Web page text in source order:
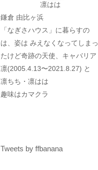
凛はは
鎌倉 由比ヶ浜
「なぎさハウス」に暮らすの
は、姿は みえなくなってしまっ
たけど奇跡の天使、キャバリア
凛(2005.4.13〜2021.8.27) と
凛ちち・凛はは
趣味はカマクラ
Tweets by ffbanana